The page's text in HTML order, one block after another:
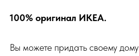
100% оригинал ИКЕА.
Вы можете придать своему дому